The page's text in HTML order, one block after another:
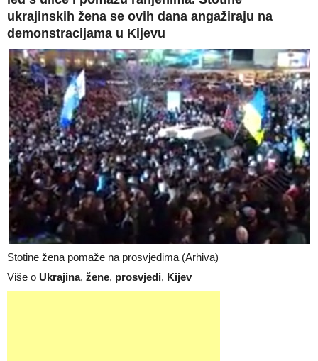
ukrajinskih žena se ovih dana angažiraju na
demonstracijama u Kijevu
Stotine žena pomaže na prosvjedima (Arhiva)
Više o Ukrajina, žene, prosvjedi, Kijev